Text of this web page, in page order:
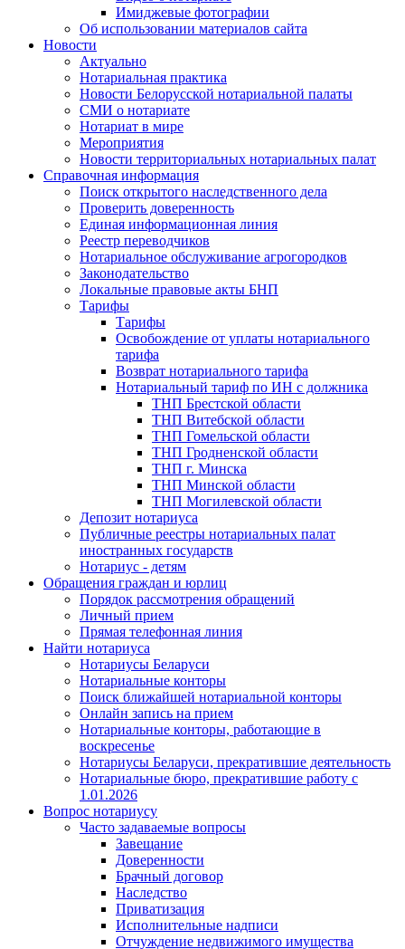
Имиджевые фотографии
Об использовании материалов сайта
Новости
Актуально
Нотариальная практика
Новости Белорусской нотариальной палаты
СМИ о нотариате
Нотариат в мире
Мероприятия
Новости территориальных нотариальных палат
Справочная информация
Поиск открытого наследственного дела
Проверить доверенность
Единая информационная линия
Реестр переводчиков
Нотариальное обслуживание агрогородков
Законодательство
Локальные правовые акты БНП
Тарифы
Тарифы
Освобождение от уплаты нотариального
тарифа
Возврат нотариального тарифа
Нотариальный тариф по ИН с должника
ТНП Брестской области
ТНП Витебской области
ТНП Гомельской области
ТНП Гродненской области
ТНП г. Минска
ТНП Минской области
ТНП Могилевской области
Депозит нотариуса
Публичные реестры нотариальных палат
иностранных государств
Нотариус - детям
Обращения граждан и юрлиц
Порядок рассмотрения обращений
Личный прием
Прямая телефонная линия
Найти нотариуса
Нотариусы Беларуси
Нотариальные конторы
Поиск ближайшей нотариальной конторы
Онлайн запись на прием
Нотариальные конторы, работающие в
воскресенье
Нотариусы Беларуси, прекратившие деятельность
Нотариальные бюро, прекратившие работу с
1.01.2026
Вопрос нотариусу
Часто задаваемые вопросы
Завещание
Доверенности
Брачный договор
Наследство
Приватизация
Исполнительные надписи
Отчуждение недвижимого имущества